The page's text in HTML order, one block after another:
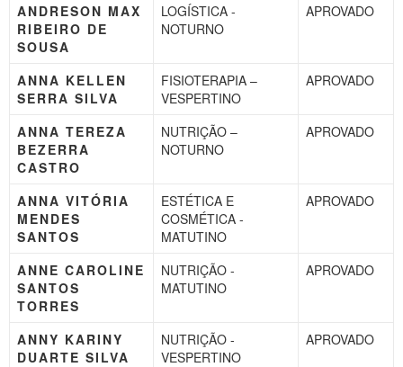
ANDRESON MAX
RIBEIRO DE
SOUSA
LOGÍSTICA -
NOTURNO
APROVADO
ANNA KELLEN
SERRA SILVA
FISIOTERAPIA –
VESPERTINO
APROVADO
ANNA TEREZA
BEZERRA
CASTRO
NUTRIÇÃO –
NOTURNO
APROVADO
ANNA VITÓRIA
MENDES
SANTOS
ESTÉTICA E
COSMÉTICA -
MATUTINO
APROVADO
ANNE CAROLINE
SANTOS
TORRES
NUTRIÇÃO -
MATUTINO
APROVADO
ANNY KARINY
DUARTE SILVA
NUTRIÇÃO -
VESPERTINO
APROVADO